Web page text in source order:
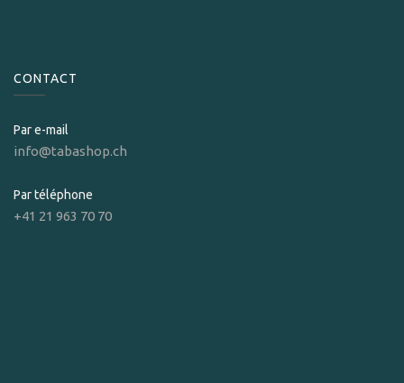
CONTACT
Par e-mail
info@tabashop.ch
Par téléphone
+41 21 963 70 70